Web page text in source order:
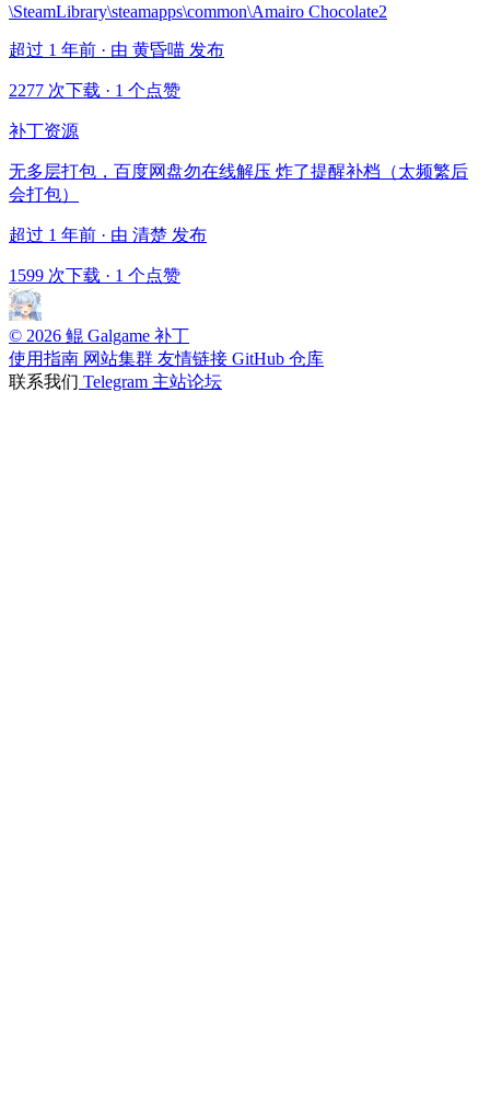
\SteamLibrary\steamapps\common\Amairo Chocolate2
超过 1 年前 · 由 黄昏喵 发布
2277 次下载 · 1 个点赞
补丁资源
无多层打包，百度网盘勿在线解压 炸了提醒补档（太频繁后
会打包）
超过 1 年前 · 由 清楚 发布
1599 次下载 · 1 个点赞
© 2026 鲲 Galgame 补丁
使用指南 网站集群 友情链接 GitHub 仓库
联系我们 Telegram 主站论坛